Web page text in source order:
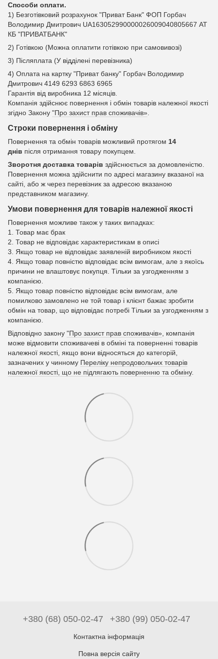
Способи оплати.
1) Безготівковий розрахунок "Приват Банк" ФОП Горбач
Володимир Дмитрович UA163052990000026009040805667 АТ
КБ "ПРИВАТБАНК"
2) Готівкою (Можна оплатити готівкою при самовивозі)
3) Післяплата (У відділені перевізника)
4) Оплата на картку "Приват банку" Горбач Володимир
Дмитрович 4149 6293 6863 6965
Гарантія від виробника 12 місяців.
Компанія здійснює повернення і обмін товарів належної якості
згідно Закону "Про захист прав споживачів».
Строки повернення і обміну
Повернення та обмін товарів можливий протягом 14
днів після отримання товару покупцем.
Зворотня доставка товарів здійснюється за домовленістю.
Повернення можна здійснити по адресі магазину вказаної на
сайті, або ж через перевізник за адресою вказаною
представником магазину.
Умови повернення для товарів належної якості
Повернення можливе також у таких випадках:
1. Товар має брак
2. Товар не відповідає характеристикам в описі
3. Якщо товар не відповідає заявленій виробником якості
4. Якщо товар повністю відповідає всім вимогам, але з якоїсь
причини не влаштовує покупця. Тільки за узгодженням з
компанією.
5. Якщо товар повністю відповідає всім вимогам, але
помилково замовлено не той товар і клієнт бажає зробити
обмін на товар, що відповідає потребі Тільки за узгодженням з
компанією.
Відповідно закону "Про захист прав споживачів» , компанія
може відмовити споживачеві в обміні та поверненні товарів
належної якості, якщо вони відносяться до категорій,
зазначених у чинному Переліку непродовольчих товарів
належної якості, що не підлягають поверненню та обміну.
+380 (68) 050-02-47 +380 (99) 050-02-47
Контактна інформація
Повна версія сайту